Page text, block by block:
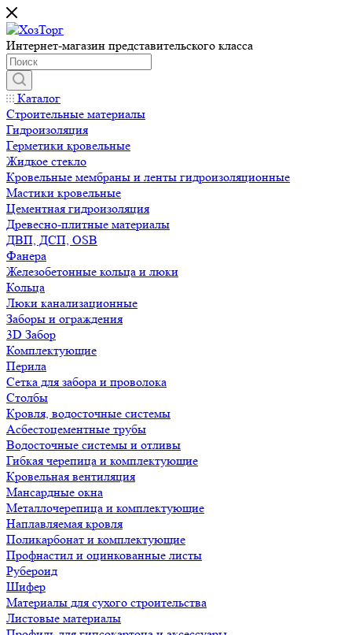
Интернет-магазин представительского класса
Каталог
Строительные материалы
Гидроизоляция
Герметики кровельные
Жидкое стекло
Кровельные мембраны и ленты гидроизоляционные
Мастики кровельные
Цементная гидроизоляция
Древесно-плитные материалы
ДВП, ДСП, OSB
Фанера
Железобетонные кольца и люки
Кольца
Люки канализационные
Заборы и ограждения
3D Забор
Комплектующие
Перила
Сетка для забора и проволока
Столбы
Кровля, водосточные системы
Асбестоцементные трубы
Водосточные системы и отливы
Гибкая черепица и комплектующие
Кровельная вентиляция
Мансардные окна
Металлочерепица и комплектующие
Наплавляемая кровля
Поликарбонат и комплектующие
Профнастил и оцинкованные листы
Рубероид
Шифер
Материалы для сухого строительства
Листовые материалы